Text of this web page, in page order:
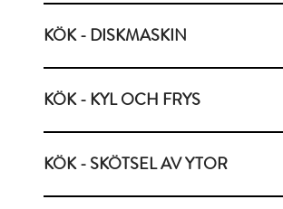
KÖK - DISKMASKIN
KÖK - KYL OCH FRYS
KÖK - SKÖTSEL AV YTOR